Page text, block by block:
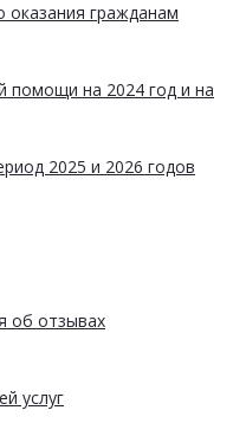
оказания гражданам
помощи на 2024 год и на
2025 и 2026 годов
об отзывах
услуг